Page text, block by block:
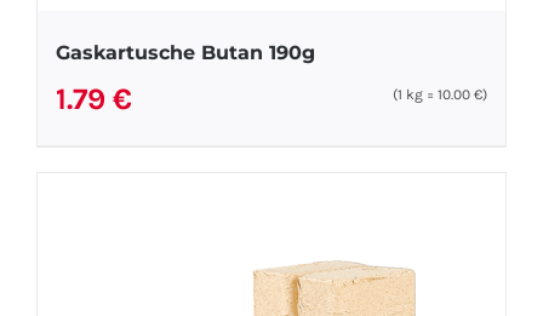
Gaskartusche Butan 190g
1.79 € (1 kg =10.00€)